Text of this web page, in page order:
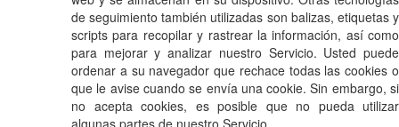
de seguimiento también utilizadas son balizas, etiquetas y
scripts para recopilar y rastrear la información, así como
para mejorar y analizar nuestro Servicio. Usted puede
ordenar a su navegador que rechace todas las cookies o
que le avise cuando se envía una cookie. Sin embargo, si
no acepta cookies, es posible que no pueda utilizar
algunas partes de nuestro Servicio.